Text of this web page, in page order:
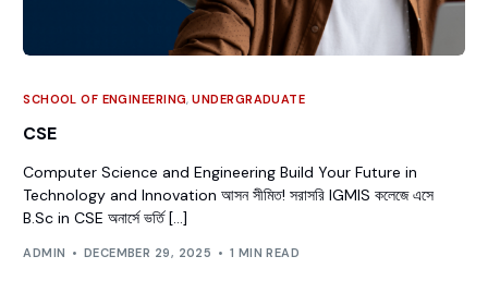
SCHOOL OF ENGINEERING,UNDERGRADUATE
CSE
Computer Science and Engineering Build Your Future in
Technology and Innovation আসন সীমিত! সরাসরি IGMIS কলেজে এসে
B.Sc in CSE অনার্সে ভর্তি […]
ADMIN DECEMBER 29, 2025 1 MIN READ